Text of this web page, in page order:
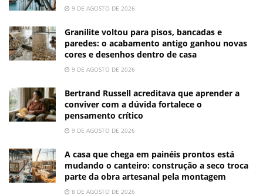
9 DE AGOSTO DE 2026
Granilite voltou para pisos, bancadas e
paredes: o acabamento antigo ganhou novas
cores e desenhos dentro de casa
9 DE AGOSTO DE 2026
Bertrand Russell acreditava que aprender a
conviver com a dúvida fortalece o
pensamento crítico
9 DE AGOSTO DE 2026
A casa que chega em painéis prontos está
mudando o canteiro: construção a seco troca
parte da obra artesanal pela montagem
8 DE AGOSTO DE 2026